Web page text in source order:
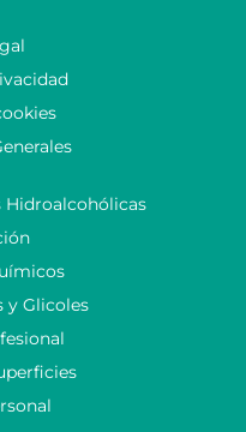
Hidroalcohólicas
y Glicoles